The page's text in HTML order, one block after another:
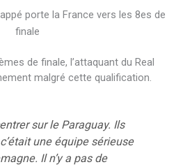
porte la France vers les 8es de
finale
de finale, l’attaquant du Real
malgré cette qualification.
sur le Paraguay. Ils
une équipe sérieuse
Il n’y a pas de